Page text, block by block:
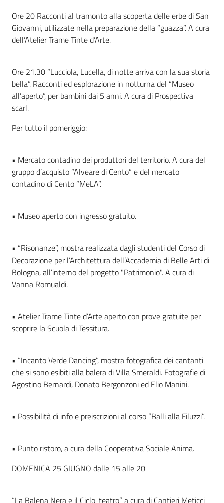
Ore 20 Racconti al tramonto alla scoperta delle erbe di San
Giovanni, utilizzate nella preparazione della “guazza”. A cura
dell’Atelier Trame Tinte d’Arte.
Ore 21.30 “Lucciola, Lucella, di notte arriva con la sua storia
bella”. Racconti ed esplorazione in notturna del “Museo
all’aperto”, per bambini dai 5 anni. A cura di Prospectiva
scarl.
Per tutto il pomeriggio:
• Mercato contadino dei produttori del territorio. A cura del
gruppo d’acquisto “Alveare di Cento” e del mercato
contadino di Cento “MeLA”.
• Museo aperto con ingresso gratuito.
• “Risonanze”, mostra realizzata dagli studenti del Corso di
Decorazione per l’Architettura dell’Accademia di Belle Arti di
Bologna, all’interno del progetto "Patrimonio". A cura di
Vanna Romualdi.
• Atelier Trame Tinte d’Arte aperto con prove gratuite per
scoprire la Scuola di Tessitura.
• “Incanto Verde Dancing”, mostra fotografica dei cantanti
che si sono esibiti alla balera di Villa Smeraldi. Fotografie di
Agostino Bernardi, Donato Bergonzoni ed Elio Manini.
• Possibilità di info e preiscrizioni al corso “Balli alla Filuzzi”.
• Punto ristoro, a cura della Cooperativa Sociale Anima.
DOMENICA 25 GIUGNO dalle 15 alle 20
“La Balena Nera e il Ciclo-teatro” a cura di Cantieri Meticci